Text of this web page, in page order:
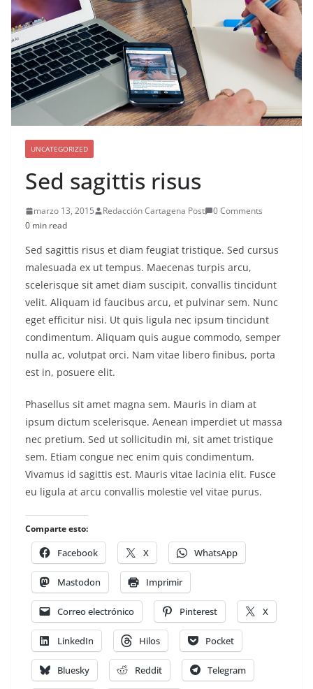
UNCATEGORIZED
Sed sagittis risus
marzo 13, 2015 Redacción Cartagena Post
0 Comments
0 min read
Sed sagittis risus et diam feugiat tristique. Sed cursus
malesuada ex ut tempus. Maecenas turpis arcu,
scelerisque sit amet diam suscipit, convallis tincidunt
velit. Aliquam id faucibus arcu, et pulvinar sem. Nunc
eget efficitur nisi. Ut quis ligula nec ipsum tincidunt
condimentum. Aliquam quis augue commodo, semper
nulla ac, volutpat orci. Nam vitae libero finibus, porta
est in, posuere elit.
Phasellus sit amet magna sem. Mauris in diam at
ipsum dictum scelerisque. Aenean imperdiet ut massa
nec pretium. Sed ut sollicitudin mi, sit amet tristique
sem. Etiam congue nec enim quis condimentum.
Vivamus id sagittis est. Mauris vitae lacinia elit. Fusce
eu ligula at arcu convallis molestie vel vitae purus.
Comparte esto:
Facebook X WhatsApp
Mastodon Imprimir
Correo electrónico Pinterest X
LinkedIn Hilos Pocket
Bluesky Reddit Telegram